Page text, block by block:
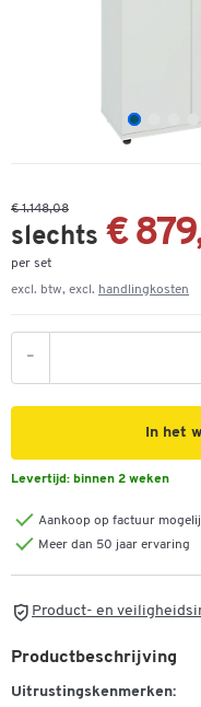
€ 1.148,08
slechts €
per set
excl. btw, excl. handlingkosten
-
In het
Levertijd: binnen 2 weken
Aankoop op factuur
Meer dan 50 jaar ervaring
Product- en
Productbeschrijving
Uitrustingskenmerken: